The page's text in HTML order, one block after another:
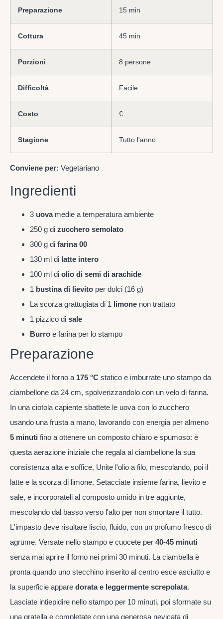
Preparazione 15 min
Cottura 45 min
Porzioni 8 persone
Difficoltà Facile
Costo €
Stagione Tutto l'anno
Conviene per: Vegetariano
Ingredienti
3 uovamedie a temperatura ambiente
250 g di zucchero semolato
300 g di farina 00
130 ml di latte intero
100 ml di olio di semi di arachide
1 bustina di lievito per dolci (16 g)
La scorza grattugiata di 1 limone non trattato
1 pizzico di sale
Burro e farina per lo stampo
Preparazione
Accendete il forno a 175 °C statico e imburrate uno stampo da
ciambellone da 24 cm, spolverizzandolo con un velo di farina.
In una ciotola capiente sbattete le uova con lo zucchero
usando una frusta a mano, lavorando con energia per almeno
5 minuti fino a ottenere un composto chiaro e spumoso: è
questa aerazione iniziale che regala al ciambellone la sua
consistenza alta e soffice. Unite l'olio a filo, mescolando, poi il
latte e la scorza di limone. Setacciate insieme farina, lievito e
sale, e incorporateli al composto umido in tre aggiunte,
mescolando dal basso verso l'alto per non smontare il tutto.
L'impasto deve risultare liscio, fluido, con un profumo fresco di
agrume. Versate nello stampo e cuocete per 40-45 minuti
senza mai aprire il forno nei primi 30 minuti. La ciambella è
pronta quando uno stecchino inserito al centro esce asciutto e
la superficie appare dorata e leggermente screpolata.
Lasciate intiepidire nello stampo per 10 minuti, poi sformate su
una gratella e completate con una generosa nevicata di